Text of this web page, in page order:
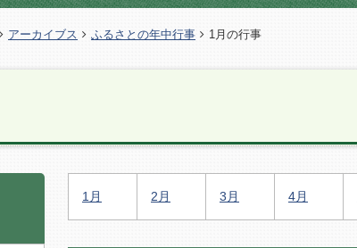
アーカイブス ふるさとの年中行事 1月の行事
1月 2月 3月 4月